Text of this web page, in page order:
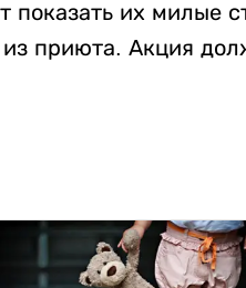
показать их милые
из приюта. Акция